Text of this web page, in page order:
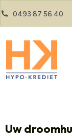
0493 87 56 40
Uw